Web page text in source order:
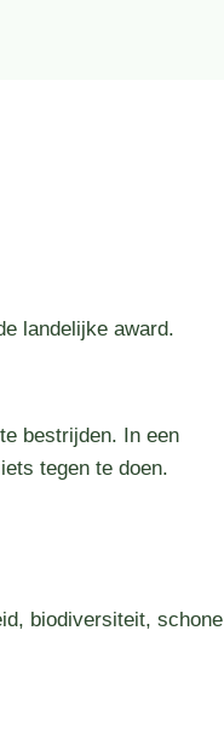
landelijke award.
bestrijden. In een
tegen te doen.
biodiversiteit, schone